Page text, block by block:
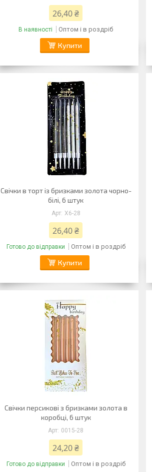
26,40 ₴
В наявності Оптом і в роздріб
Купити
Свічки в торт із бризками золота чорно-
білі, 6 штук
X6-28
26,40 ₴
Готово до відправки Оптом і в роздріб
Купити
Свічки персикові з бризками золота в
коробці, 6 штук
0015-28
24,20 ₴
Готово до відправки Оптом і в роздріб